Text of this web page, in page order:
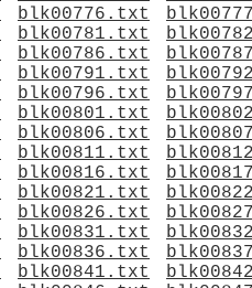
blk00776.txt
blk00781.txt
blk00786.txt
blk00791.txt
blk00796.txt
blk00801.txt
blk00806.txt
blk00811.txt
blk00816.txt
blk00821.txt
blk00826.txt
blk00831.txt
blk00836.txt
blk00841.txt